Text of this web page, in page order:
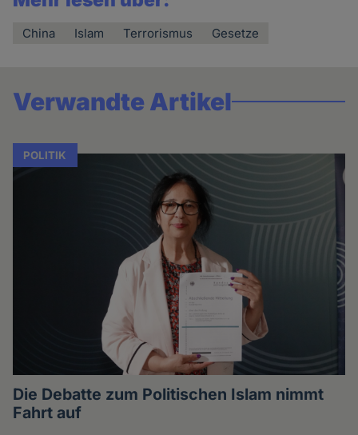
China Islam Terrorismus Gesetze
Verwandte Artikel
POLITIK
Die Debatte zum Politischen Islam nimmt
Fahrt auf